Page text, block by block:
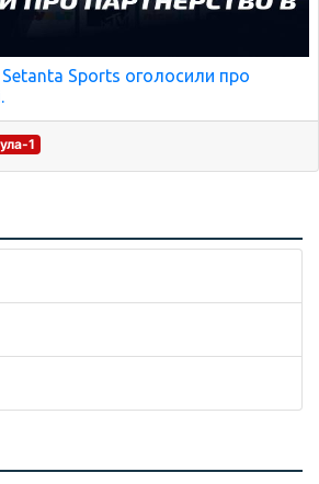
Sports оголосили про
1